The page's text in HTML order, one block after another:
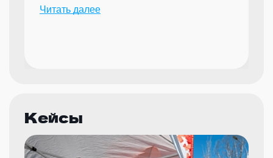
мероприятий.
Читать далее
Кейсы